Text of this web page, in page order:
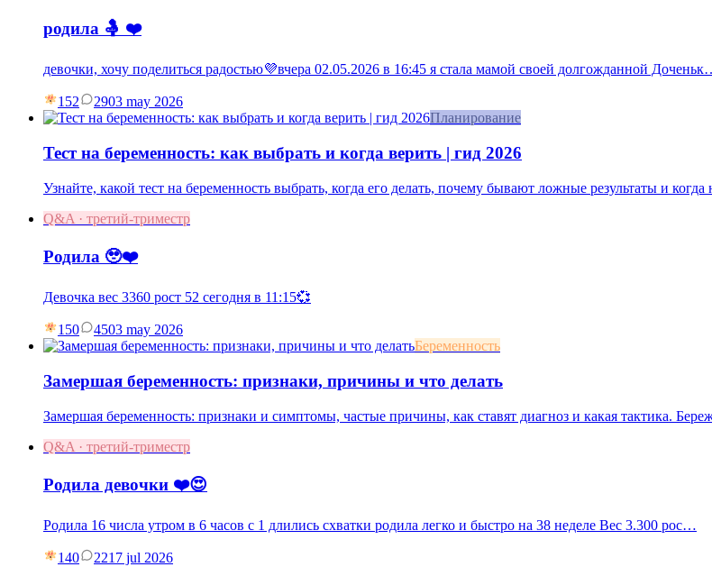
родила 🤱 ❤️
девочки, хочу поделиться радостью💜вчера 02.05.2026 в 16:45 я стала мамой своей долгожданной
152 2903 may 2026
Планирование
Тест на беременность: как выбрать и когда верить | гид 2026
Узнайте, какой тест на беременность выбрать, когда его делать, почему бывают ложные результаты и
Q&A · третий-триместр
Родила 🥹❤️
Девочка вес 3360 рост 52 сегодня в 11:15💞
150 4503 may 2026
Беременность
Замершая беременность: признаки, причины и что делать
Замершая беременность: признаки и симптомы, частые причины, как ставят диагноз и какая тактика.
Q&A · третий-триместр
Родила девочки ❤️😍
Родила 16 числа утром в 6 часов с 1 длились схватки родила легко и быстро на 38 неделе Вес 3.300 рос…
140 2217 jul 2026